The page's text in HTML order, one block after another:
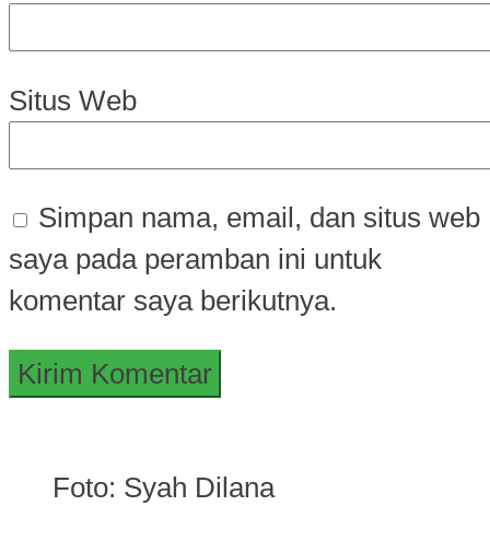
Situs Web
Simpan nama, email, dan situs web
saya pada peramban ini untuk
komentar saya berikutnya.
Foto: Syah Dilana